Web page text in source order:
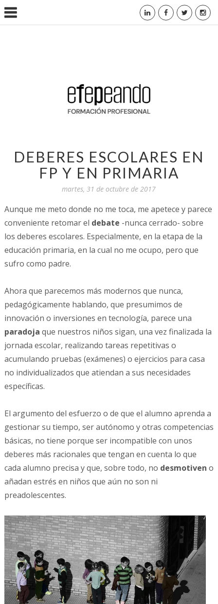
DEBERES ESCOLARES EN
FP Y EN PRIMARIA
martes, 31 de octubre de 2017
Aunque me meto donde no me toca, me apetece y parece
conveniente retomar el debate -nunca cerrado- sobre
los deberes escolares. Especialmente, en la etapa de la
educación primaria, en la cual no me ocupo, pero que
sufro como padre.
Ahora que parecemos más modernos que nunca,
pedagógicamente hablando, que presumimos de
innovación o inversiones en tecnología, parece una
paradoja que nuestros niños sigan, una vez finalizada la
jornada escolar, realizando tareas repetitivas o
acumulando pruebas (exámenes) o ejercicios para casa
no individualizados que atiendan a sus necesidades
específicas.
El argumento del esfuerzo o de que el alumno aprenda a
gestionar su tiempo, ser autónomo y otras competencias
básicas, no tiene porque ser incompatible con unos
deberes más racionales que tengan en cuenta lo que
cada alumno precisa y que, sobre todo, no desmotiven o
añadan estrés en niños que aún no son ni
preadolescentes.